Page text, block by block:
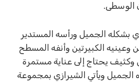
بشكله الجميل ورأسه المستدير
الكبيرتين وأنفه المسطح
يحتاج إلى عناية مستمرة
ويأتي الشيرازي بمجموعة